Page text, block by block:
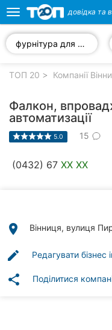
компанії
Популярні
рубрики:
Стоматології
Приватні
Автошколи
Toggle
navigation
довідка та
фурнітура для автомобілів
ТОП 20 Компанії
Фалкон,
автоматизації
5.0 15
(0432) 67 XX XX
place Вінниця, вулиця
edit Редагувати бізнес
share Поділитися